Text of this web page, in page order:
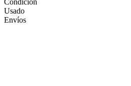
Usado
Envíos